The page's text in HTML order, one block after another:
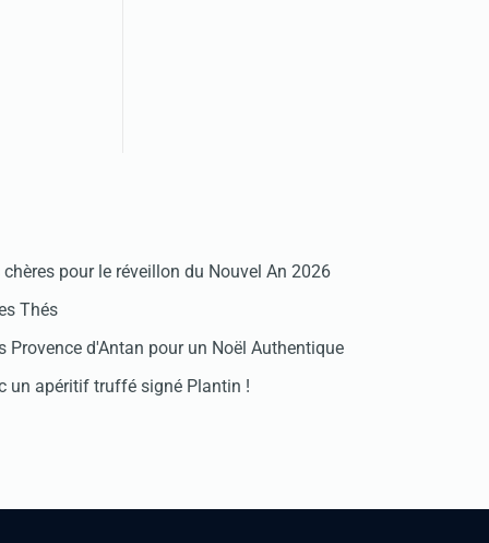
pour le réveillon du Nouvel An 2026
Thés
Provence d'Antan pour un Noël Authentique
un apéritif truffé signé Plantin !